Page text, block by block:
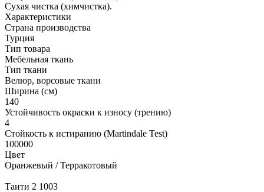
Cухая чистка (химчистка).
Характеристики
Страна производства
Турция
Тип товара
Мебельная ткань
Тип ткани
Велюр, ворсовые ткани
Ширина (см)
140
Устойчивость окраски к износу (трению)
4
Стойкость к истиранию (Martindale Test)
100000
Цвет
Оранжевый / Терракотовый
Таити 2 1003